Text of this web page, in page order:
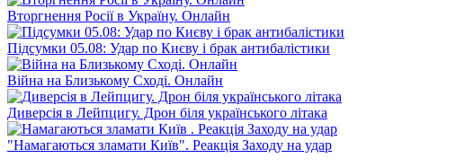
Вторгнення Росії в Україну. Онлайн
Підсумки 05.08: Удар по Києву і брак антибалістики
Війна на Близькому Сході. Онлайн
Диверсія в Лейпцигу. Дрон біля українського літака
"Намагаються зламати Київ". Реакція Заходу на удар